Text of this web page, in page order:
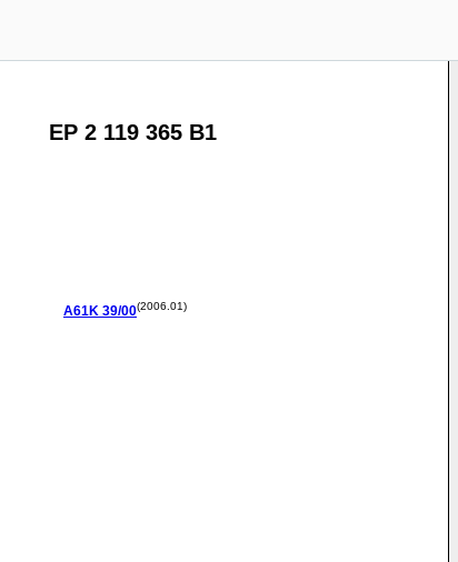
EP 2 119 365 B1
A61K 39/00(2006.01)